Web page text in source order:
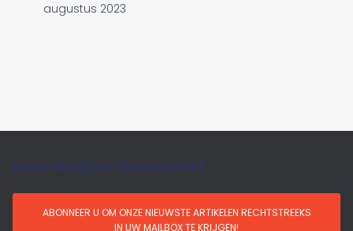
augustus 2023
Maandelijkse Nieuwsbrief